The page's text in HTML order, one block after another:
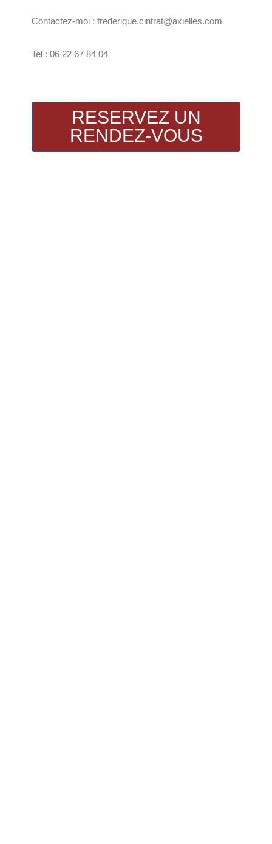
Contactez-moi : frederique.cintrat@axielles.com
Tel : 06 22 67 84 04
RESERVEZ UN
RENDEZ-VOUS